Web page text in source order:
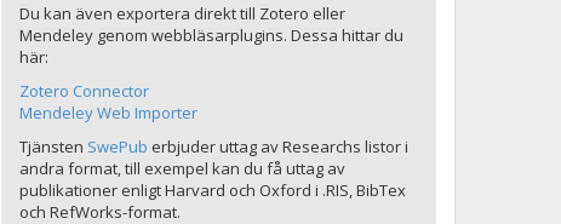
Du kan även exportera direkt till Zotero eller
Mendeley genom webbläsarplugins. Dessa hittar du
här:
Zotero Connector
Mendeley Web Importer
Tjänsten SwePub erbjuder uttag av Researchs listor i
andra format, till exempel kan du få uttag av
publikationer enligt Harvard och Oxford i .RIS, BibTex
och RefWorks-format.